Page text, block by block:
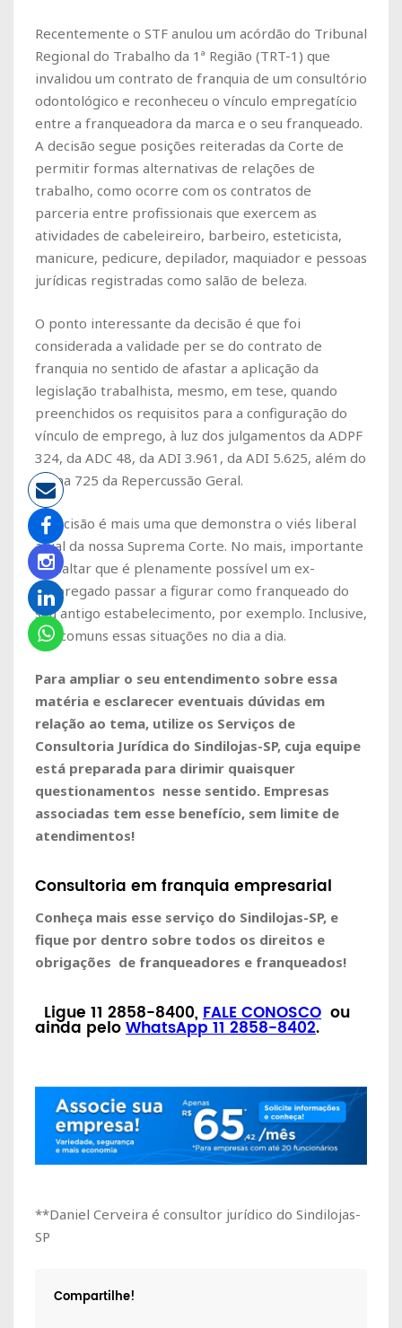
Recentemente o STF anulou um acórdão do Tribunal
Regional do Trabalho da 1ª Região (TRT-1) que
invalidou um contrato de franquia de um consultório
odontológico e reconheceu o vínculo empregatício
entre a franqueadora da marca e o seu franqueado.
A decisão segue posições reiteradas da Corte de
permitir formas alternativas de relações de
trabalho, como ocorre com os contratos de
parceria entre profissionais que exercem as
atividades de cabeleireiro, barbeiro, esteticista,
manicure, pedicure, depilador, maquiador e pessoas
jurídicas registradas como salão de beleza.
O ponto interessante da decisão é que foi
considerada a validade per se do contrato de
franquia no sentido de afastar a aplicação da
legislação trabalhista, mesmo, em tese, quando
preenchidos os requisitos para a configuração do
vínculo de emprego, à luz dos julgamentos da ADPF
324, da ADC 48, da ADI 3.961, da ADI 5.625, além do
Tema 725 da Repercussão Geral.
A decisão é mais uma que demonstra o viés liberal
atual da nossa Suprema Corte. No mais, importante
ressaltar que é plenamente possível um ex-
empregado passar a figurar como franqueado do
seu antigo estabelecimento, por exemplo. Inclusive,
são comuns essas situações no dia a dia.
Para ampliar o seu entendimento sobre essa
matéria e esclarecer eventuais dúvidas em
relação ao tema, utilize os Serviços de
Consultoria Jurídica do Sindilojas-SP, cuja equipe
está preparada para dirimir quaisquer
questionamentos nesse sentido. Empresas
associadas tem esse benefício, sem limite de
atendimentos!
Consultoria em franquia empresarial
Conheça mais esse serviço do Sindilojas-SP, e
fique por dentro sobre todos os direitos e
obrigações de franqueadores e franqueados!
Ligue 11 2858-8400, FALE CONOSCO ou
ainda peloWhatsApp 11 2858-8402.
**Daniel Cerveira é consultor jurídico do Sindilojas-
SP
Compartilhe!